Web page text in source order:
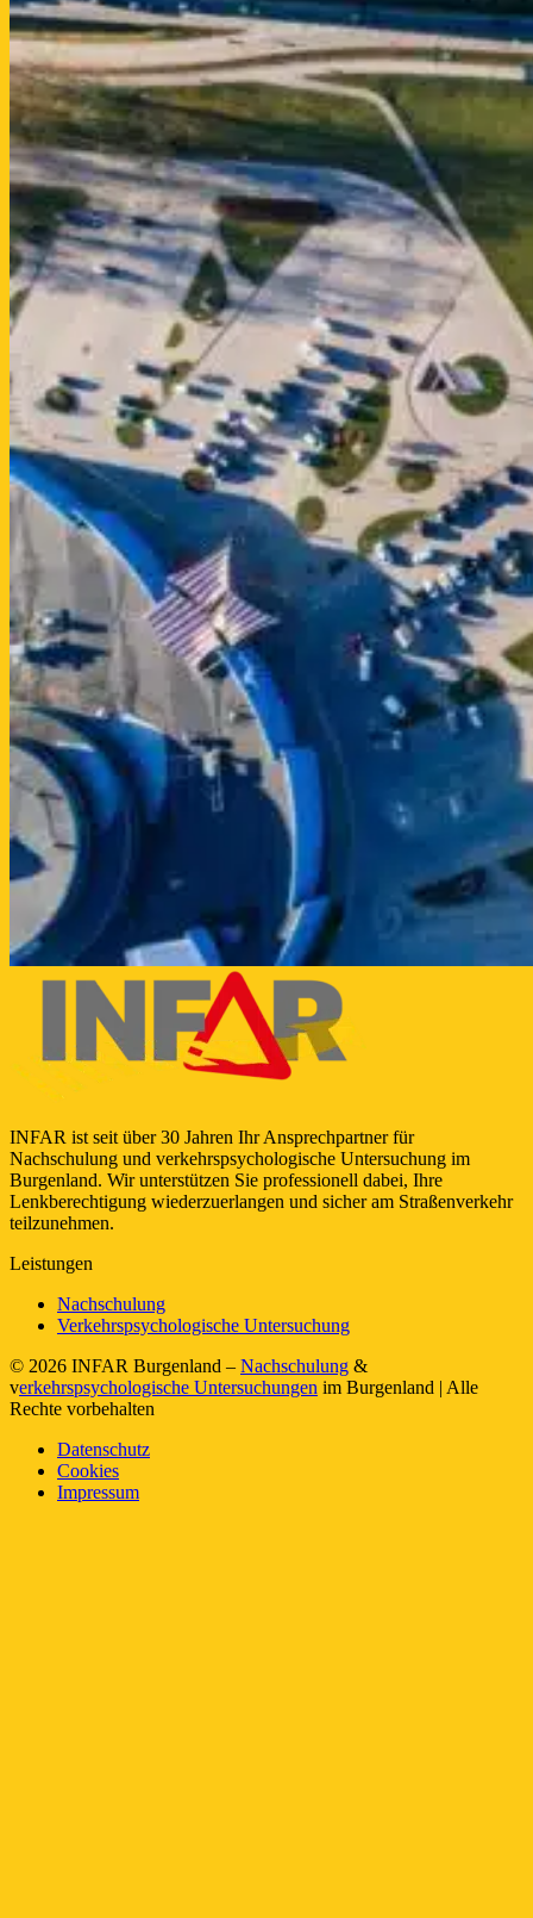
INFAR ist seit über 30 Jahren Ihr Ansprechpartner für
Nachschulung und verkehrspsychologische Untersuchung im
Burgenland. Wir unterstützen Sie professionell dabei, Ihre
Lenkberechtigung wiederzuerlangen und sicher am Straßenverkehr
teilzunehmen.
Leistungen
Nachschulung
Verkehrspsychologische Untersuchung
© 2026 INFAR Burgenland – Nachschulung &
verkehrspsychologische Untersuchungen im Burgenland | Alle
Rechte vorbehalten
Datenschutz
Cookies
Impressum